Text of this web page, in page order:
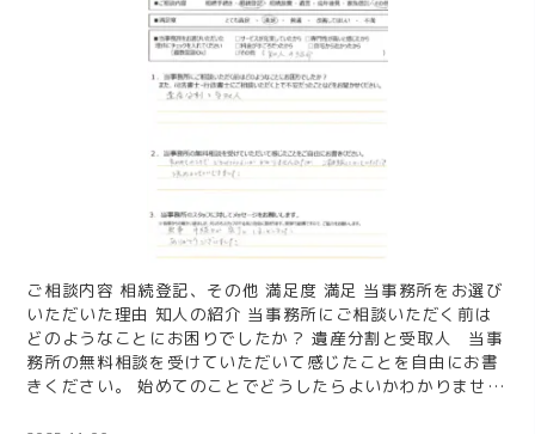
ご相談内容 相続登記、その他 満足度 満足 当事務所をお選び
いただいた理由 知人の紹介 当事務所にご相談いただく前は
どのようなことにお困りでしたか？ 遺産分割と受取人 当事
務所の無料相談を受けていただいて感じたことを自由にお書
きください。 始めてのことでどうしたらよいかわかりません